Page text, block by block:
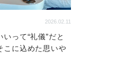
2026.02.11
って“礼儀”だと
こに込めた思いや